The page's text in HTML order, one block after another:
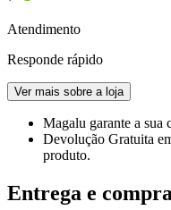
Atendimento
Responde rápido
Ver mais sobre a loja
Magalu garante a sua
Devolução Gratuita
produto.
Entrega e